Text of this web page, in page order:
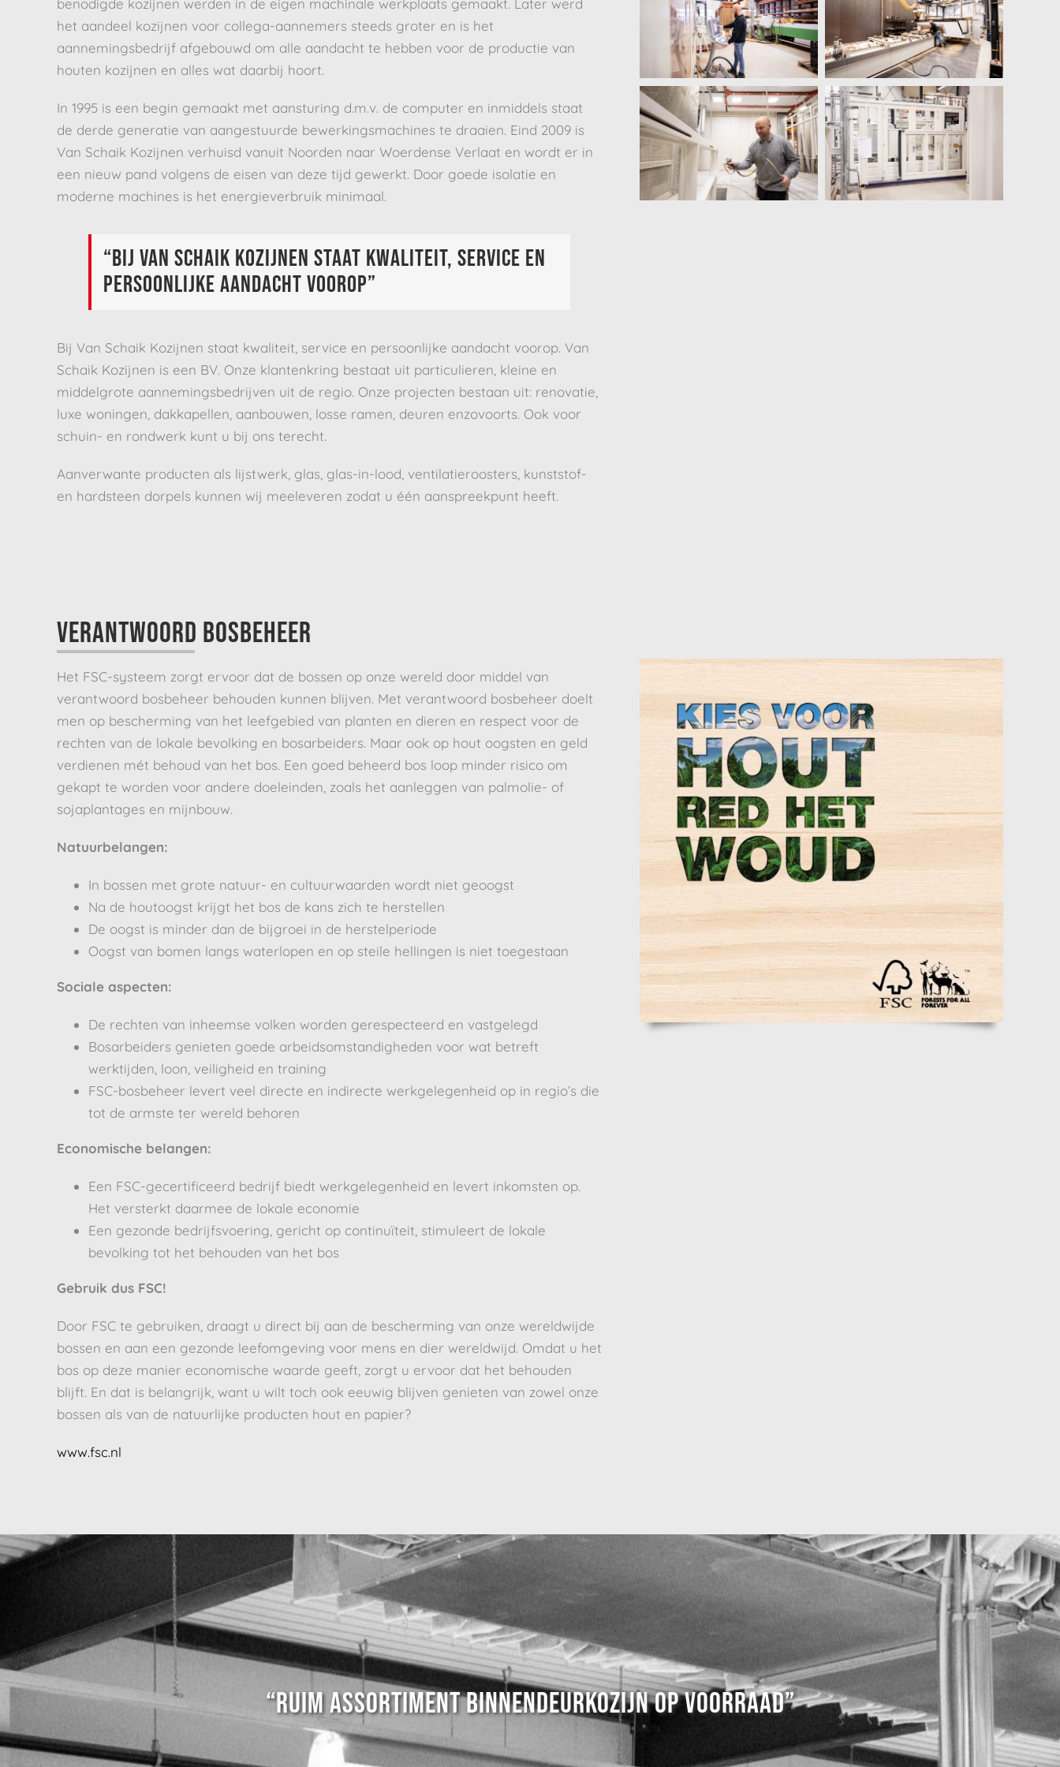
benodigde kozijnen werden in de eigen machinale werkplaats gemaakt. Later werd
het aandeel kozijnen voor collega-aannemers steeds groter en is het
aannemingsbedrijf afgebouwd om alle aandacht te hebben voor de productie van
houten kozijnen en alles wat daarbij hoort.
In 1995 is een begin gemaakt met aansturing d.m.v. de computer en inmiddels staat
de derde generatie van aangestuurde bewerkingsmachines te draaien. Eind 2009 is
Van Schaik Kozijnen verhuisd vanuit Noorden naar Woerdense Verlaat en wordt er in
een nieuw pand volgens de eisen van deze tijd gewerkt. Door goede isolatie en
moderne machines is het energieverbruik minimaal.
“Bij Van Schaik Kozijnen staat kwaliteit, service en
persoonlijke aandacht voorop”
Bij Van Schaik Kozijnen staat kwaliteit, service en persoonlijke aandacht voorop. Van
Schaik Kozijnen is een BV. Onze klantenkring bestaat uit particulieren, kleine en
middelgrote aannemingsbedrijven uit de regio. Onze projecten bestaan uit: renovatie,
luxe woningen, dakkapellen, aanbouwen, losse ramen, deuren enzovoorts. Ook voor
schuin- en rondwerk kunt u bij ons terecht.
Aanverwante producten als lijstwerk, glas, glas-in-lood, ventilatieroosters, kunststof-
en hardsteen dorpels kunnen wij meeleveren zodat u één aanspreekpunt heeft.
VERANTWOORD BOSBEHEER
Het FSC-systeem zorgt ervoor dat de bossen op onze wereld door middel van
verantwoord bosbeheer behouden kunnen blijven. Met verantwoord bosbeheer doelt
men op bescherming van het leefgebied van planten en dieren en respect voor de
rechten van de lokale bevolking en bosarbeiders. Maar ook op hout oogsten en geld
verdienen mét behoud van het bos. Een goed beheerd bos loop minder risico om
gekapt te worden voor andere doeleinden, zoals het aanleggen van palmolie- of
sojaplantages en mijnbouw.
Natuurbelangen:
In bossen met grote natuur- en cultuurwaarden wordt niet geoogst
Na de houtoogst krijgt het bos de kans zich te herstellen
De oogst is minder dan de bijgroei in de herstelperiode
Oogst van bomen langs waterlopen en op steile hellingen is niet toegestaan
Sociale aspecten:
De rechten van inheemse volken worden gerespecteerd en vastgelegd
Bosarbeiders genieten goede arbeidsomstandigheden voor wat betreft
werktijden, loon, veiligheid en training
FSC-bosbeheer levert veel directe en indirecte werkgelegenheid op in regio’s die
tot de armste ter wereld behoren
Economische belangen:
Een FSC-gecertificeerd bedrijf biedt werkgelegenheid en levert inkomsten op.
Het versterkt daarmee de lokale economie
Een gezonde bedrijfsvoering, gericht op continuïteit, stimuleert de lokale
bevolking tot het behouden van het bos
Gebruik dus FSC!
Door FSC te gebruiken, draagt u direct bij aan de bescherming van onze wereldwijde
bossen en aan een gezonde leefomgeving voor mens en dier wereldwijd. Omdat u het
bos op deze manier economische waarde geeft, zorgt u ervoor dat het behouden
blijft. En dat is belangrijk, want u wilt toch ook eeuwig blijven genieten van zowel onze
bossen als van de natuurlijke producten hout en papier?
www.fsc.nl
“RUIM ASSORTIMENT BINNENDEURKOZIJN OP VOORRAAD”